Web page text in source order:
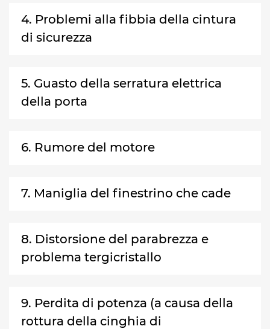
4. Problemi alla fibbia della cintura
di sicurezza
5. Guasto della serratura elettrica
della porta
6. Rumore del motore
7. Maniglia del finestrino che cade
8. Distorsione del parabrezza e
problema tergicristallo
9. Perdita di potenza (a causa della
rottura della cinghia di